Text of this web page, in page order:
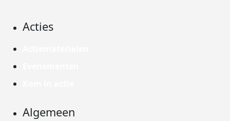
Acties
Algemeen